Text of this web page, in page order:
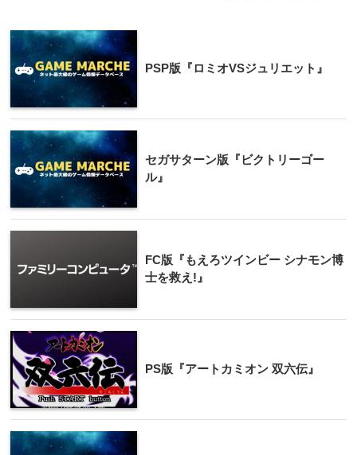
PSP版『ロミオVSジュリエット』
セガサターン版『ビクトリーゴー
ル』
FC版『もえろツインビー シナモン博
士を救え!』
PS版『アートカミオン 双六伝』